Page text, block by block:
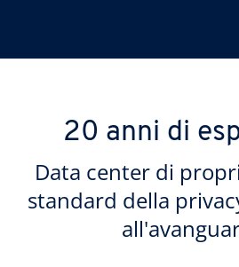
20 anni di
Data center di
standard della